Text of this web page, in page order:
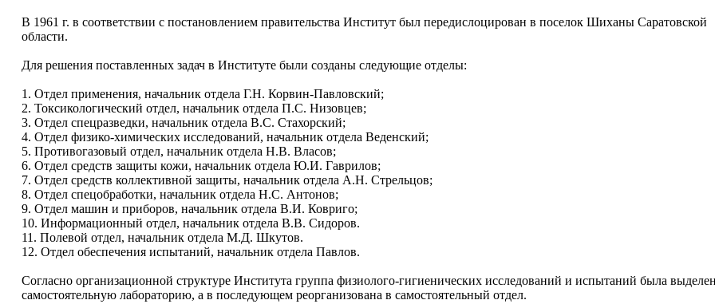
В 1961 г. в соответствии с постановлением правительства Институт был передислоцирован в поселок Шиханы Саратовской
области.
Для решения поставленных задач в Институте были созданы следующие отделы:
1. Отдел применения, начальник отдела Г.Н. Корвин-Павловский;
2. Токсикологический отдел, начальник отдела П.С. Низовцев;
3. Отдел спецразведки, начальник отдела В.С. Стахорский;
4. Отдел физико-химических исследований, начальник отдела Веденский;
5. Противогазовый отдел, начальник отдела Н.В. Власов;
6. Отдел средств защиты кожи, начальник отдела Ю.И. Гаврилов;
7. Отдел средств коллективной защиты, начальник отдела А.Н. Стрельцов;
8. Отдел спецобработки, начальник отдела Н.С. Антонов;
9. Отдел машин и приборов, начальник отдела В.И. Ковриго;
10. Информационный отдел, начальник отдела В.В. Сидоров.
11. Полевой отдел, начальник отдела М.Д. Шкутов.
12. Отдел обеспечения испытаний, начальник отдела Павлов.
Согласно организационной структуре Института группа физиолого-гигиенических исследований и испытаний была
самостоятельную лабораторию, а в последующем реорганизована в самостоятельный отдел.